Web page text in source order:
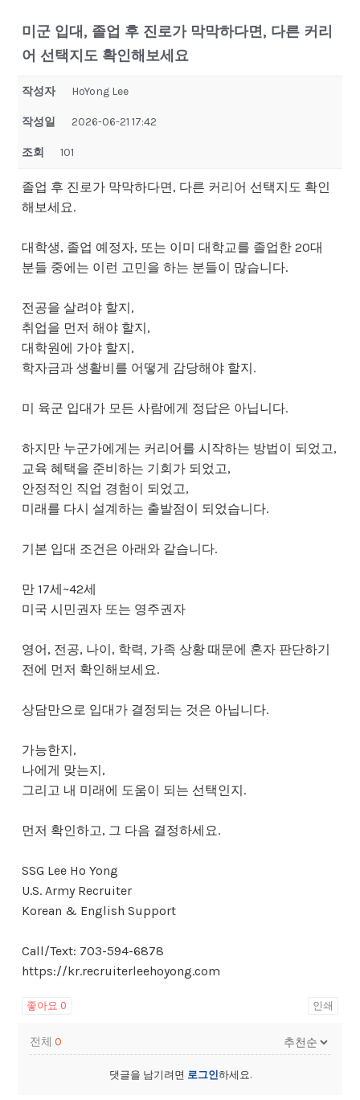
미군 입대, 졸업 후 진로가 막막하다면, 다른 커리
어 선택지도 확인해보세요
작성자 HoYong Lee
작성일 2026-06-21 17:42
조회 101
졸업 후 진로가 막막하다면, 다른 커리어 선택지도 확인
해보세요.
대학생, 졸업 예정자, 또는 이미 대학교를 졸업한 20대
분들 중에는 이런 고민을 하는 분들이 많습니다.
전공을 살려야 할지,
취업을 먼저 해야 할지,
대학원에 가야 할지,
학자금과 생활비를 어떻게 감당해야 할지.
미 육군 입대가 모든 사람에게 정답은 아닙니다.
하지만 누군가에게는 커리어를 시작하는 방법이 되었고,
교육 혜택을 준비하는 기회가 되었고,
안정적인 직업 경험이 되었고,
미래를 다시 설계하는 출발점이 되었습니다.
기본 입대 조건은 아래와 같습니다.
만 17세~42세
미국 시민권자 또는 영주권자
영어, 전공, 나이, 학력, 가족 상황 때문에 혼자 판단하기
전에 먼저 확인해보세요.
상담만으로 입대가 결정되는 것은 아닙니다.
가능한지,
나에게 맞는지,
그리고 내 미래에 도움이 되는 선택인지.
먼저 확인하고, 그 다음 결정하세요.
SSG Lee Ho Yong
U.S. Army Recruiter
Korean & English Support
Call/Text: 703-594-6878
https://kr.recruiterleehoyong.com
좋아요 0 인쇄
전체0
댓글을 남기려면 로그인하세요.